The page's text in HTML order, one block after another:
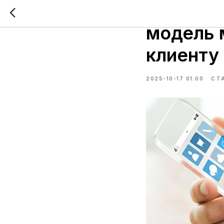
модель
2025-10-17 01:00